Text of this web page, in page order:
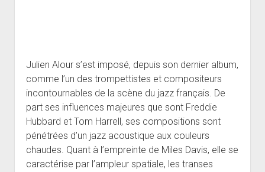
Julien Alour s’est imposé, depuis son dernier album,
comme l’un des trompettistes et compositeurs
incontournables de la scène du jazz français. De
part ses influences majeures que sont Freddie
Hubbard et Tom Harrell, ses compositions sont
pénétrées d’un jazz acoustique aux couleurs
chaudes. Quant à l’empreinte de Miles Davis, elle se
caractérise par l’ampleur spatiale, les transes